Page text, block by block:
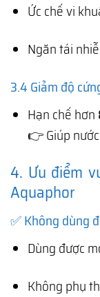
Ức chế vi
Ngăn tái
3.4 Giảm độ
Hạn chế hơn
👉 Giúp
4. Ưu điểm
Aquaphor
✅ Không dùng
Dùng được
Không phụ